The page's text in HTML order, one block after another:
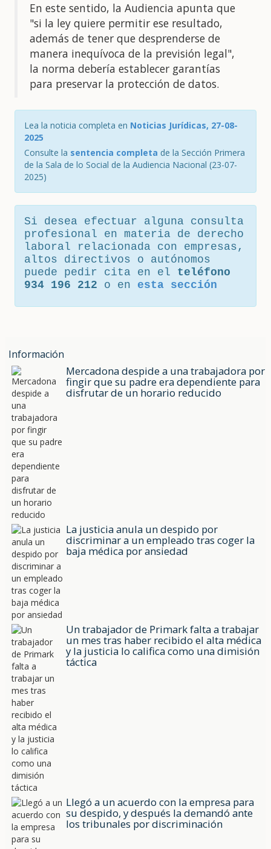
En este sentido, la Audiencia apunta que
"si la ley quiere permitir ese resultado,
además de tener que desprenderse de
manera inequívoca de la previsión legal",
la norma debería establecer garantías
para preservar la protección de datos.
Lea la noticia completa en Noticias Jurídicas, 27-08-
2025
Consulte la sentencia completa de la Sección Primera
de la Sala de lo Social de la Audiencia Nacional (23-07-
2025)
Si desea efectuar alguna consulta
profesional en materia de derecho
laboral relacionada con empresas,
altos directivos o autónomos
puede pedir cita en el teléfono
934 196 212 o en esta sección
Información
Mercadona despide a una trabajadora por
fingir que su padre era dependiente para
disfrutar de un horario reducido
La justicia anula un despido por
discriminar a un empleado tras coger la
baja médica por ansiedad
Un trabajador de Primark falta a trabajar
un mes tras haber recibido el alta médica
y la justicia lo califica como una dimisión
táctica
Llegó a un acuerdo con la empresa para
su despido, y después la demandó ante
los tribunales por discriminación